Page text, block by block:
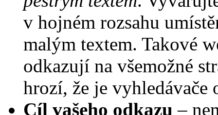
v hojném rozsahu
malým textem. Takové
odkazují na všemožné
hrozí, že je vyhledávače
Cíl vašeho odkazu –